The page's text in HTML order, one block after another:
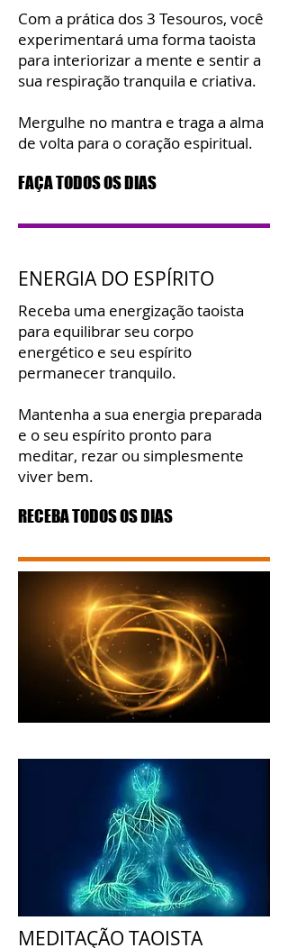
Com a prática dos 3 Tesouros, você
experimentará uma forma taoista
para interiorizar a mente e sentir a
sua respiração tranquila e criativa.
Mergulhe no mantra e traga a alma
de volta para o coração espiritual.
FAÇA TODOS OS DIAS
ENERGIA DO ESPÍRITO
Receba uma energização taoista
para equilibrar seu corpo
energético e seu espírito
permanecer tranquilo.
Mantenha a sua energia preparada
e o seu espírito pronto para
meditar, rezar ou simplesmente
viver bem.
RECEBA TODOS OS DIAS
MEDITAÇÃO TAOISTA